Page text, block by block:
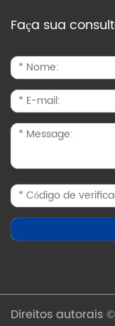
Faça sua
Direitos autorais ©